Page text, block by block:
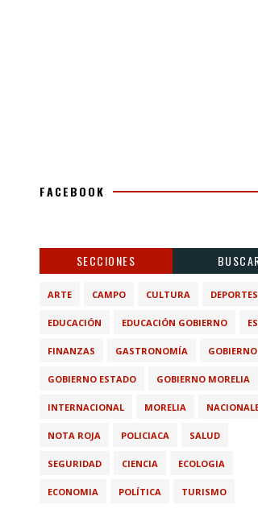
FACEBOOK
SECCIONES
ARTE CAMPO CULTURA DEPORTES
EDUCACIÓN EDUCACIÓN GOBIERNO
FINANZAS GASTRONOMÍA GOBIERNO
GOBIERNO ESTADO GOBIERNO MORELIA
INTERNACIONAL MORELIA
NOTA ROJA POLICIACA SALUD
SEGURIDAD CIENCIA ECOLOGIA
ECONOMIA POLÍTICA TURISMO